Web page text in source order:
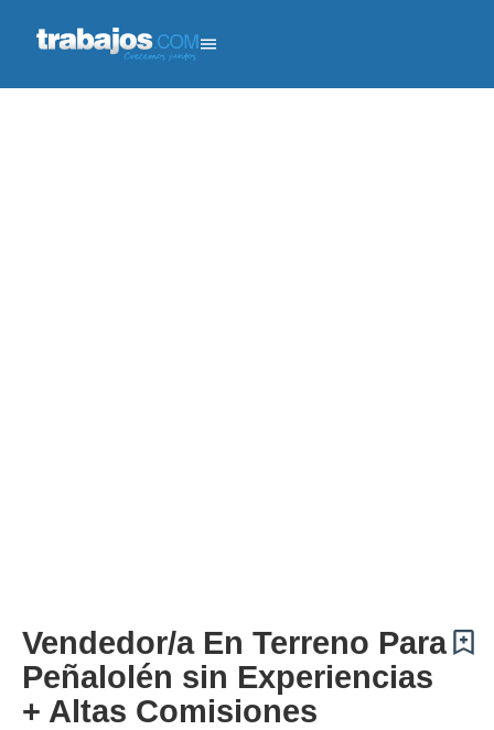
Vendedor/a En Terreno Para
Peñalolén sin Experiencias
+ Altas Comisiones